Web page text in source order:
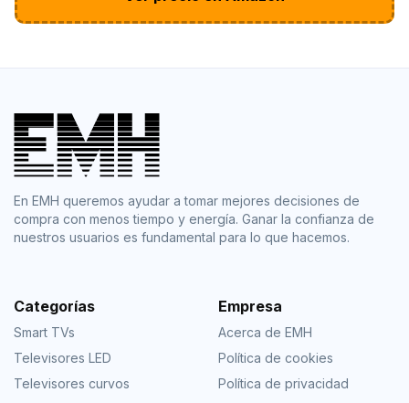
En EMH queremos ayudar a tomar mejores decisiones de
compra con menos tiempo y energía. Ganar la confianza de
nuestros usuarios es fundamental para lo que hacemos.
Categorías
Smart TVs
Televisores LED
Televisores curvos
Empresa
Acerca de EMH
Política de cookies
Política de privacidad